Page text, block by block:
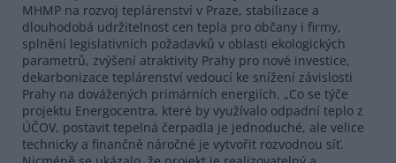
MHMP na rozvoj teplárenství v Praze, stabilizace a
dlouhodobá udržitelnost cen tepla pro občany i firmy,
splnění legislativních požadavků v oblasti ekologických
parametrů, zvýšení atraktivity Prahy pro nové investice,
dekarbonizace teplárenství vedoucí ke snížení závislosti
Prahy na dovážených primárních energiích. „Co se týče
projektu Energocentra, které by využívalo odpadní teplo z
ÚČOV, postavit tepelná čerpadla je jednoduché, ale velice
technicky a finančně náročné je vytvořit rozvodnou síť.